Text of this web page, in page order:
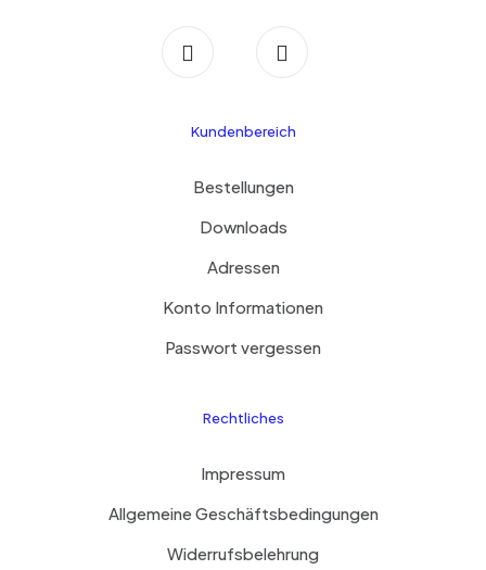
Kundenbereich
Bestellungen
Downloads
Adressen
Konto Informationen
Passwort vergessen
Rechtliches
Impressum
Allgemeine Geschäftsbedingungen
Widerrufsbelehrung